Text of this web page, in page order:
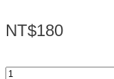
NT$180